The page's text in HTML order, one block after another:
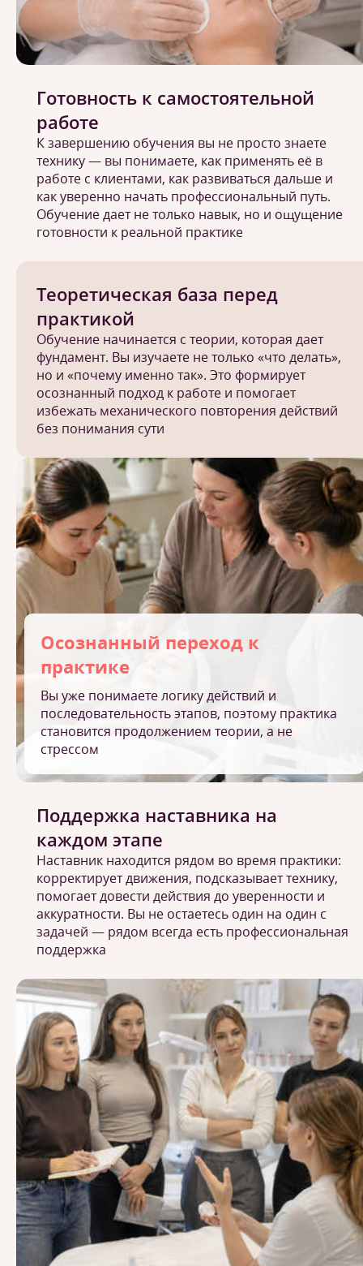
Теоретическая база перед
практикой
Обучение начинается с теории, которая дает
фундамент. Вы изучаете не только «что делать»,
но и «почему именно так». Это формирует
осознанный подход к работе и помогает
избежать механического повторения действий
без понимания сути
Осознанный переход к
практике
Вы уже понимаете логику действий и
последовательность этапов, поэтому практика
становится продолжением теории, а не
стрессом
Поддержка наставника на
каждом этапе
Наставник находится рядом во время практики:
корректирует движения, подсказывает технику,
помогает довести действия до уверенности и
аккуратности. Вы не остаетесь один на один с
задачей — рядом всегда есть профессиональная
поддержка
Готовность к самостоятельной
работе
К завершению обучения вы не просто знаете
технику — вы понимаете, как применять её в
работе с клиентами, как развиваться дальше и
как уверенно начать профессиональный путь.
Обучение дает не только навык, но и ощущение
готовности к реальной практике